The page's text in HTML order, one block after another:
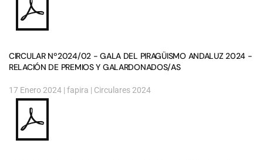
CIRCULAR Nº2024/02 - GALA DEL PIRAGÜISMO ANDALUZ 2024 -
RELACIÓN DE PREMIOS Y GALARDONADOS/AS
17 Enero 2024 | fapira | Circulares 2024